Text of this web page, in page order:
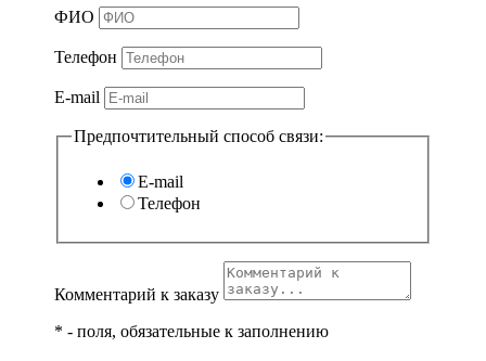
ФИО
Телефон
E-mail
Предпочтительный способ связи:
E-mail
Телефон
Комментарий к заказу
* - поля, обязательные к заполнению